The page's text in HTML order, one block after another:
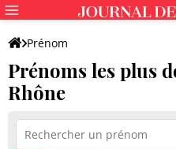
Prénom
Prénoms les plus
Rhône